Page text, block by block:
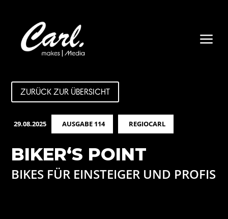
a
ZURÜCK ZUR ÜBERSICHT
29.08.2025 AUSGABE 114 REGIOCARL
BIKER‘S POINT
BIKES FÜR EINSTEIGER UND PROFIS